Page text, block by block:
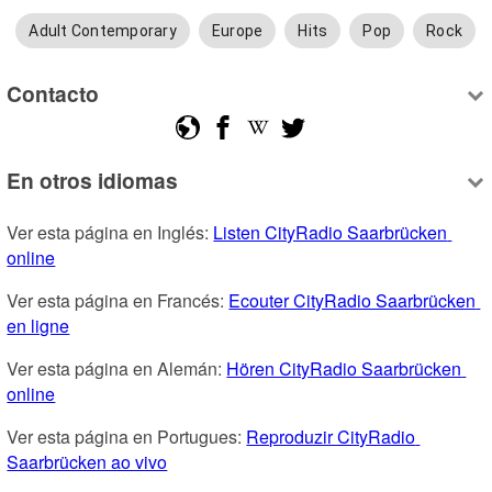
Adult Contemporary Europe Hits Pop Rock
Contacto
En otros idiomas
Ver esta página en Inglés: Listen CityRadio Saarbrücken
online
Ver esta página en Francés: Ecouter CityRadio Saarbrücken
en ligne
Ver esta página en Alemán: Hören CityRadio Saarbrücken
online
Ver esta página en Portugues: Reproduzir CityRadio
Saarbrücken ao vivo